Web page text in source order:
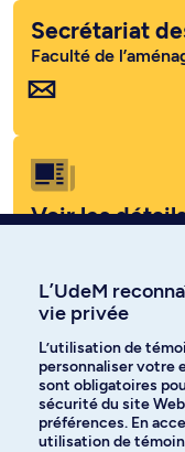
Secrétariat
Faculté de
Voir les
Faculté de
L’UdeM
vie privée
L’utilisation de
personnaliser votre
sont obligatoires
sécurité du site
préférences. En
utilisation de